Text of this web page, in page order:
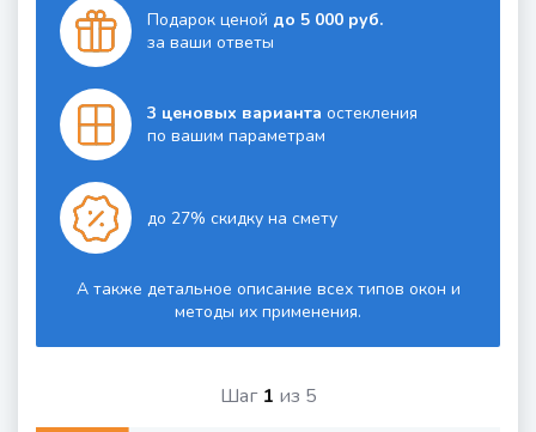
Подарок ценой до 5 000 руб.
за ваши ответы
3 ценовых вариантаостекления
по вашим параметрам
до 27% скидку на смету
А также детальное описание всех типов окон и
методы их применения.
Шаг 1 из 5